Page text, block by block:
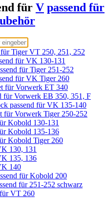
für V passend für
Tiger VT 250, 251, 252
für VK 130-131
für Tiger 251-252
für VK Tiger 260
für Vorwerk ET 340
für Vorwerk EB 350, 351, F
passend für VK 135-140
für Vorwerk Tiger 250-252
Kobold 130-131
Kobold 135-136
Kobold Tiger 260
130, 131
135, 136
140
für Kobold 200
für 251-252 schwarz
VT 260